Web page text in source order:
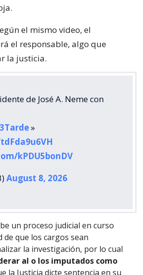
el mismo video, el
el responsable, algo que
la justicia.
de José A. Neme con
»
kPDU5bonDV
August 8, 2026
un proceso judicial en curso
de que los cargos sean
la investigación, por lo cual
al o los imputados como
la Justicia dicte sentencia en su